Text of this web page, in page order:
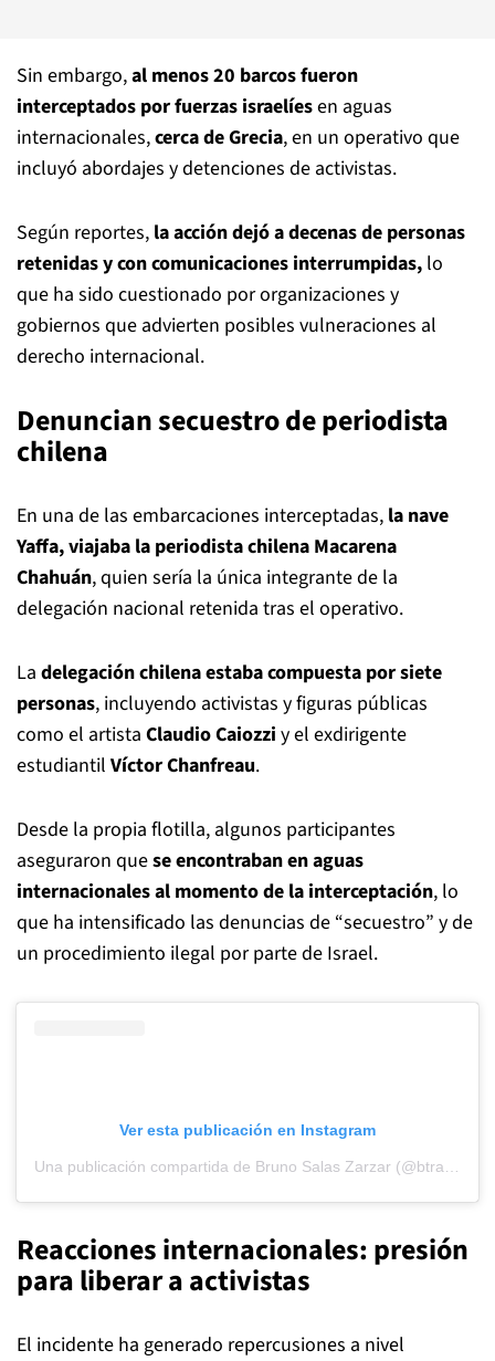
Sin embargo,al menos 20 barcos fueron
interceptados por fuerzas israelíesen aguas
internacionales,cerca de Grecia, en un operativo que
incluyó abordajes y detenciones de activistas.
Según reportes, la acción dejó a decenas de personas
retenidas y con comunicaciones interrumpidas, lo
que ha sido cuestionado por organizaciones y
gobiernos que advierten posibles vulneraciones al
derecho internacional.
Denuncian secuestro de periodista
chilena
En una de las embarcaciones interceptadas, la nave
Yaffa, viajaba la periodista chilena Macarena
Chahuán, quien sería la única integrante de la
delegación nacional retenida tras el operativo.
La delegación chilena estaba compuesta por siete
personas, incluyendo activistas y figuras públicas
como el artista Claudio Caiozzi y el exdirigente
estudiantil Víctor Chanfreau.
Desde la propia flotilla, algunos participantes
aseguraron quese encontraban en aguas
internacionales al momento de la interceptación, lo
que ha intensificado las denuncias de “secuestro” y de
un procedimiento ilegal por parte de Israel.
Ver esta publicación en Instagram
Reacciones internacionales: presión
para liberar a activistas
El incidente ha generado repercusiones a nivel